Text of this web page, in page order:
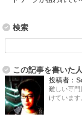
検索
この記事を書いた人
投稿者：
難しい専
けています